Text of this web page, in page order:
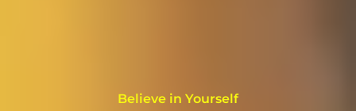
Believe in Yourself